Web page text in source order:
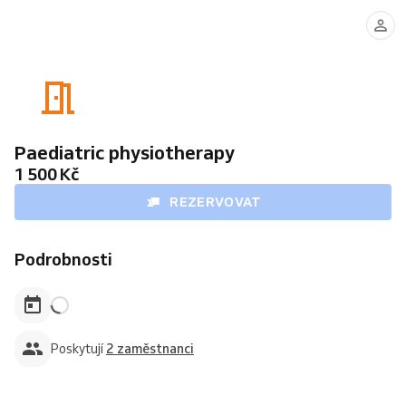
Paediatric physiotherapy
1 500 Kč
REZERVOVAT
Podrobnosti
Poskytují 2 zaměstnanci
Mateřská
dovolená